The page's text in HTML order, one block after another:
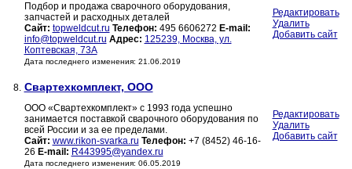
Подбор и продажа сварочного оборудования,
запчастей и расходных деталей
Сайт: topweldcut.ru Телефон: 495 6606272 E-mail:
info@topweldcut.ru Адрес: 125239, Москва, ул.
Коптевская, 73А
Дата последнего изменения: 21.06.2019
Редактировать
Удалить
Добавить сайт
8. Свартехкомплект, ООО
ООО «Свартехкомплект» с 1993 года успешно
занимается поставкой сварочного оборудования по
всей России и за ее пределами.
Сайт: www.rikon-svarka.ru Телефон: +7 (8452) 46-16-
26 E-mail: R443995@yandex.ru
Дата последнего изменения: 06.05.2019
Редактировать
Удалить
Добавить сайт